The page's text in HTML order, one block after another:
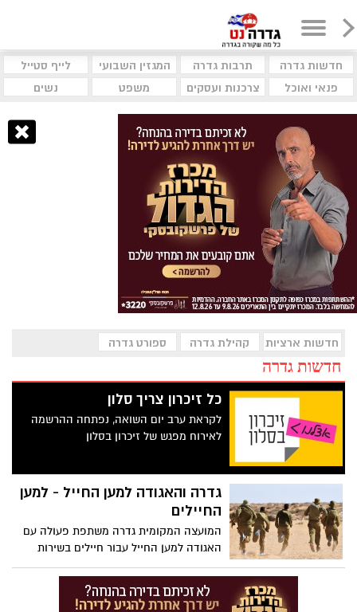
חדשות גדרה תרבות גדרה המגזין השבועי
לייף סטייל
פנאי ואוכל
צרכנות ועסקים משפט נשים
חדשות ארציות קהילת גדרה ספורט גדרה
חדשות גדרה
כל זיכרון צריך סלון
לקראת ערב יום השואה, נפתחה ההרשמה
לאירוח מפגש של זיכרון בסלון
גדרה והאגודה למען החייל - למען
החיילים
המועצה המקומית גדרה משתפת פעולה עם
האגודה למען החייל עבור חיילים בשירות
סדיר שידם אינם משגת